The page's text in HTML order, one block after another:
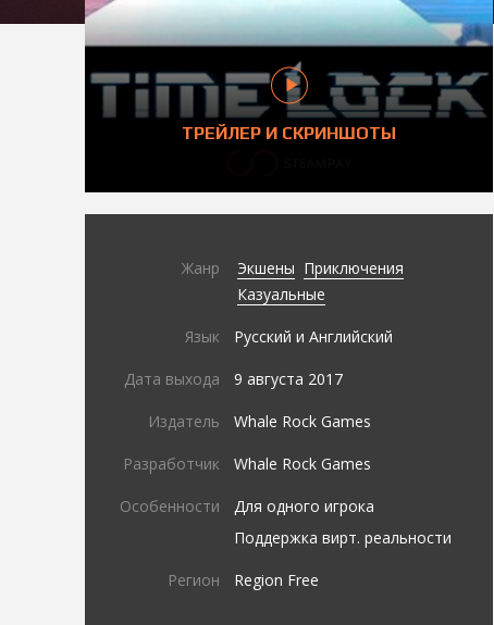
ТРЕЙЛЕР И СКРИНШОТЫ
Жанр Экшены Приключения
Казуальные
Язык Русский и Английский
Дата выхода 9 августа 2017
Издатель Whale Rock Games
Разработчик Whale Rock Games
Особенности
Для одного игрока
Поддержка вирт. реальности
Регион Region Free